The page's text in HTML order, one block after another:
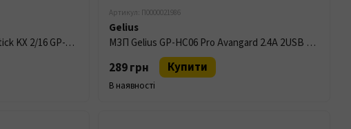
TV Приставка Gelius Pro TV Stick KX 2/16 GP-TB003 Чорний
Артикул: П0000021986
Gelius
МЗП Gelius GP-HC06 Pro Avangard 2.4A 2USB Black
289 грн Купити
В наявності